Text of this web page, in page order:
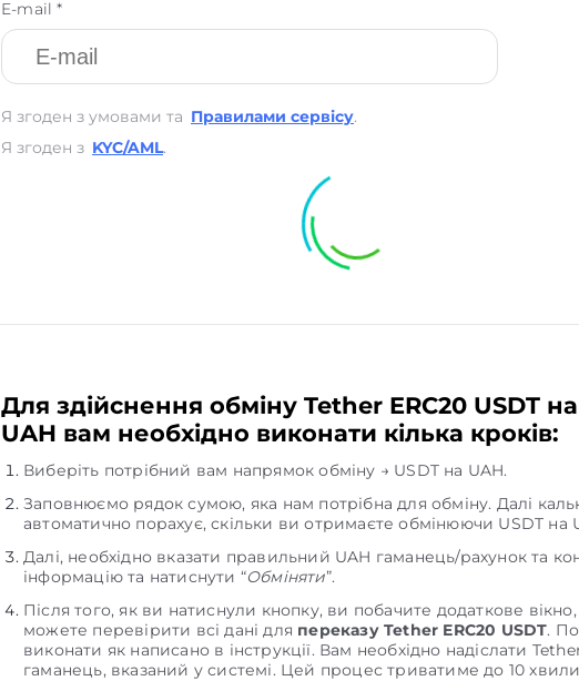
E-mail *
Я згоден з умовами та Правилами сервісу.
Я згоден з KYC/AML.
Для здійснення обміну Tether ERC20 USDT
UAH вам необхідно виконати кілька кроків:
Виберіть потрібний вам напрямок обміну → USDT на UAH.
Заповнюємо рядок сумою, яка нам потрібна для обміну. Далі
автоматично порахує, скільки ви отримаєте обмінюючи USDT на
Далі, необхідно вказати правильний UAH гаманець/рахунок та
інформацію та натиснути “Обміняти”.
Після того, як ви натиснули кнопку, ви побачите додаткове
можете перевірити всі дані для переказу Tether ERC20 USDT.
виконати як написано в інструкції. Вам необхідно надіслати
гаманець, вказаний у системі. Цей процес триватиме до 10